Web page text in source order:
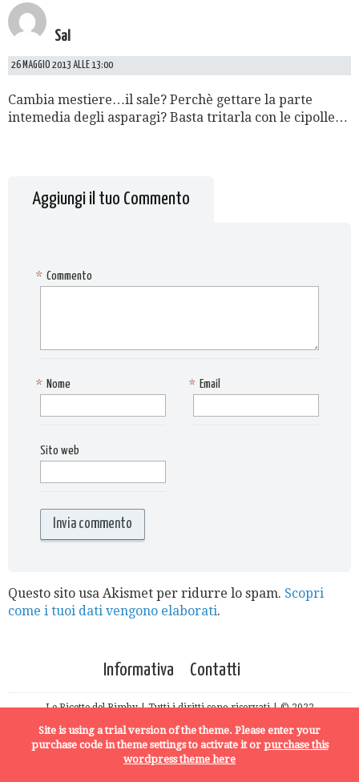
MODALITÀ LETTURA
Sal
26 MAGGIO 2013 ALLE 13:00
Cambia mestiere…il sale? Perchè gettare la parte
intemedia degli asparagi? Basta tritarla con le cipolle…
Aggiungi il tuo Commento
Commento
*
Nome
* Email
*
Sito web
Questo sito usa Akismet per ridurre lo spam. Scopri
come i tuoi dati vengono elaborati.
Informativa Contatti
Le Ricette del Bimby | Tutti i diritti sono riservati | © 2022
Site is using a trial version of the theme. Please enter your
purchase code in theme settings to activate it or purchase this
wordpress theme here